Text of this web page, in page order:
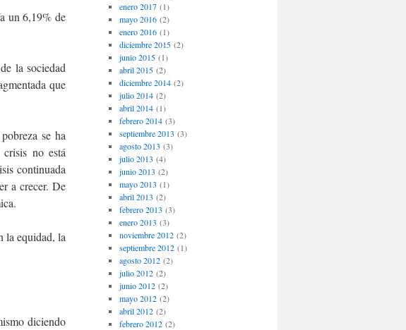
un 6,19% de
la sociedad
que
se ha
no está
continuada
a crecer. De
la equidad, la
diciendo
enero 2017(1)
mayo 2016(2)
enero 2016(1)
diciembre 2015(2)
junio 2015(1)
abril 2015(2)
diciembre 2014(2)
julio 2014(2)
abril 2014(1)
febrero 2014(3)
septiembre 2013 (3)
agosto 2013 (3)
julio 2013 (4)
junio 2013 (2)
mayo 2013 (1)
abril 2013 (2)
febrero 2013 (3)
enero 2013 (3)
noviembre 2012(2)
septiembre 2012(1)
agosto 2012(2)
julio 2012(2)
junio 2012(2)
mayo 2012(2)
abril 2012(2)
febrero 2012(2)